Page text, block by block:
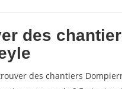
des
des chantiers